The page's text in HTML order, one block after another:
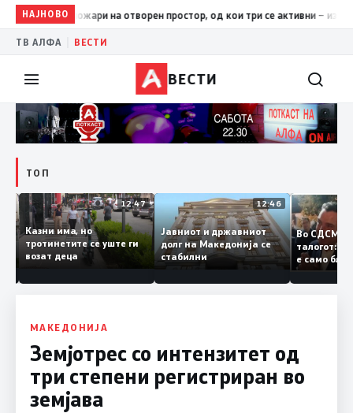
НАЈНОВО17:42ЦУК: До 18 часот 11 пожари на отворен простор, од
ТВ АЛФА ВЕСТИ
ВЕСТИ
ТОП
12:47
Казни има, но
тротинетите се уште ги
возат деца
12:46
Јавниот и државниот
долг на Македонија се
стабилни
Во СДСМ
талогот:
е само
копија
Заев
МАКЕДОНИЈА
Земјотрес со интензитет од
три степени регистриран во
земјава